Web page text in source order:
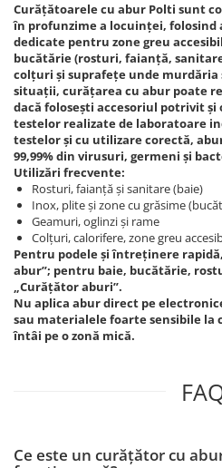
Curățătoarele cu abur Polti sunt
în profunzime a locuinței, folosind
dedicate pentru zone greu
bucătărie (rosturi, faianță,
colțuri și suprafețe unde murdăria
situații, curățarea cu abur poate
dacă folosești accesoriul potrivit
testelor realizate de laboratoare
testelor și cu utilizare corectă,
99,99% din virusuri, germeni și
Utilizări frecvente:
Rosturi, faianță și sanitare (baie)
Inox, plite și zone cu grăsime
Geamuri, oglinzi și rame
Colțuri, calorifere, zone greu
Pentru podele și întreținere
abur”; pentru baie, bucătărie,
„Curățător aburi”.
Nu aplica abur direct pe
sau materialele foarte sensibile
întâi pe o zonă mică.
Ce este un curățător cu